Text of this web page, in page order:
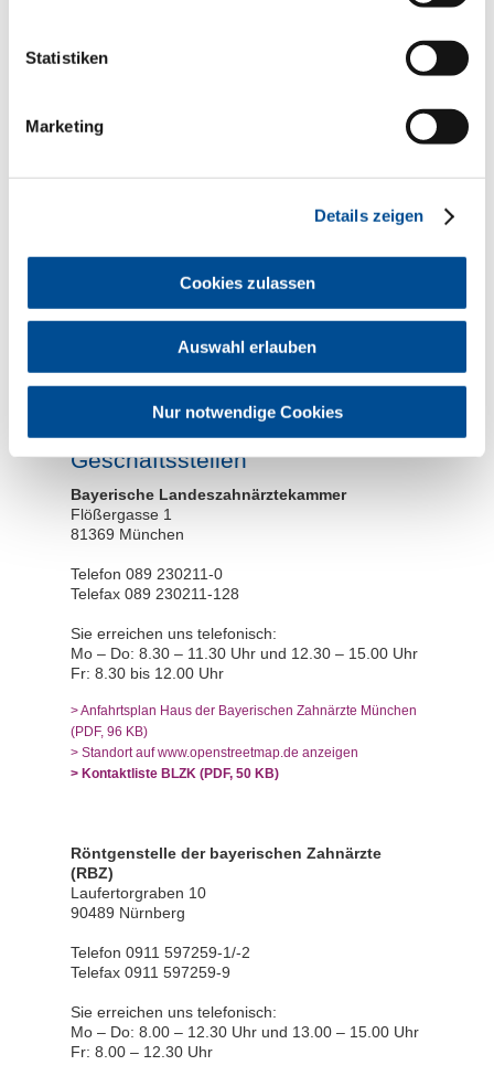
Statistiken
Marketing
Details zeigen
Cookies zulassen
Auswahl erlauben
Nur notwendige Cookies
Die von Ihnen übermittelten Daten werden nicht an Dritte
Ihrer Anfrage und werden für den Zeitraum der Bearbeitung
Ihrer Anfrage gespeichert und anschließend gelöscht.
Geschäftsstellen
Bayerische Landeszahnärztekammer
Flößergasse 1
81369 München
Telefon 089 230211-0
Telefax 089 230211-128
Sie erreichen uns telefonisch:
Mo – Do: 8.30 – 11.30 Uhr und 12.30 – 15.00 Uhr
Fr: 8.30 bis 12.00 Uhr
> Anfahrtsplan Haus der Bayerischen Zahnärzte München
(PDF, 96 KB)
> Standort auf www.openstreetmap.de anzeigen
> Kontaktliste BLZK (PDF, 50 KB)
Röntgenstelle der bayerischen Zahnärzte
(RBZ)
Laufertorgraben 10
90489 Nürnberg
Telefon 0911 597259-1/-2
Telefax 0911 597259-9
Sie erreichen uns telefonisch:
Mo – Do: 8.00 – 12.30 Uhr und 13.00 – 15.00 Uhr
Fr: 8.00 – 12.30 Uhr